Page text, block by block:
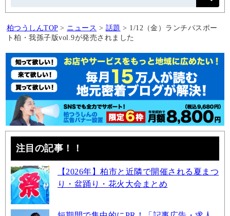
柏つうしんTOP > ニュース > 話題 > 1/12（金）ランチパスポー
ト柏・我孫子版vol.9が発売されました
注目の記事！！
【2026年】柏市と近隣で開催される夏まつ
り・盆踊り・花火大会まとめ